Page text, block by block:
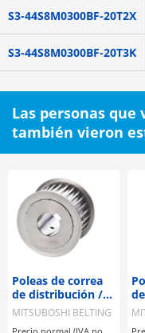
S3-44S8M0300BF-20T2X
S3-44S8M0300BF-20T3K
Las personas
también vieron
Poleas de correa
de distribución /
S8M / polea con
brida
MITSUBOSHI BELTING